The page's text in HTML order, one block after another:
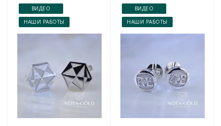
ВИДЕО
НАШИ РАБОТЫ
ВИДЕО
НАШИ РАБОТЫ